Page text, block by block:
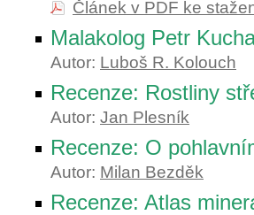
Článek v PDF ke
Malakolog Petr
Autor: Luboš R. Kolouch
Recenze: Rostliny
Autor: Jan Plesník
Recenze: O
Autor: Milan Bezděk
Recenze: Atlas